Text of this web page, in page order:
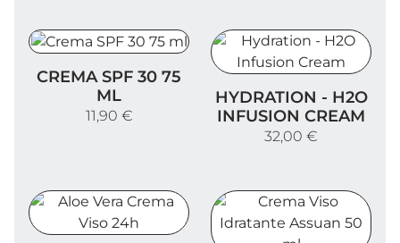
CREMA SPF 30 75
ML
11,90 €
HYDRATION - H2O
INFUSION CREAM
32,00 €